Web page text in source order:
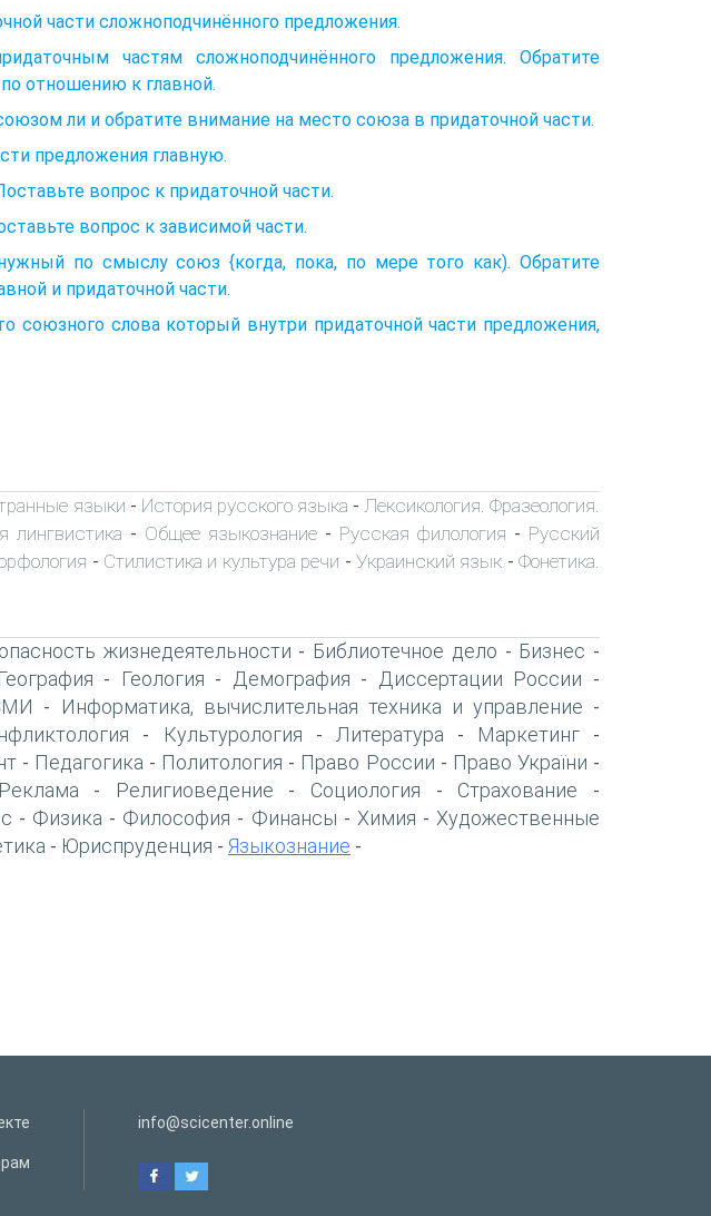
части сложноподчинённо­го предложения.
частям сложноподчи­нённого предложения. Обратите
отношению к главной.
ли и обратите внимание на место союза в придаточной части.
предложения главную.
вопрос к придаточ­ной части.
вопрос к зависимой части.
по смыслу союз {когда, по­ка, по мере того как). Обратите
и придаточной части.
союзного слова который внутри придаточной части предложения,
языки - История русского языка - Лексикология. Фразеология.
лингвистика - Общее языкознание- Русская филология - Русский
- Стилистика и культура речи - Украинский язык - Фонетика.
жизнедеятельности - Библиотечное дело - Бизнес -
География - Геология - Демография - Диссертации России -
- Информатика, вычислительная техника и управление -
- Культурология - Литература - Маркетинг-
- Педагогика - Политология - Право России - Право України -
Реклама - Религиоведение - Социология - Страхование -
- Физика - Философия - Финансы - Химия - Художественные
- Юриспруденция - Языкознание -
info@scicenter.online